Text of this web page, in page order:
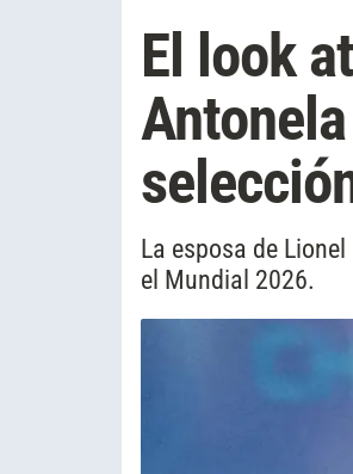
El look
La esposa de
el Mundial 2026.